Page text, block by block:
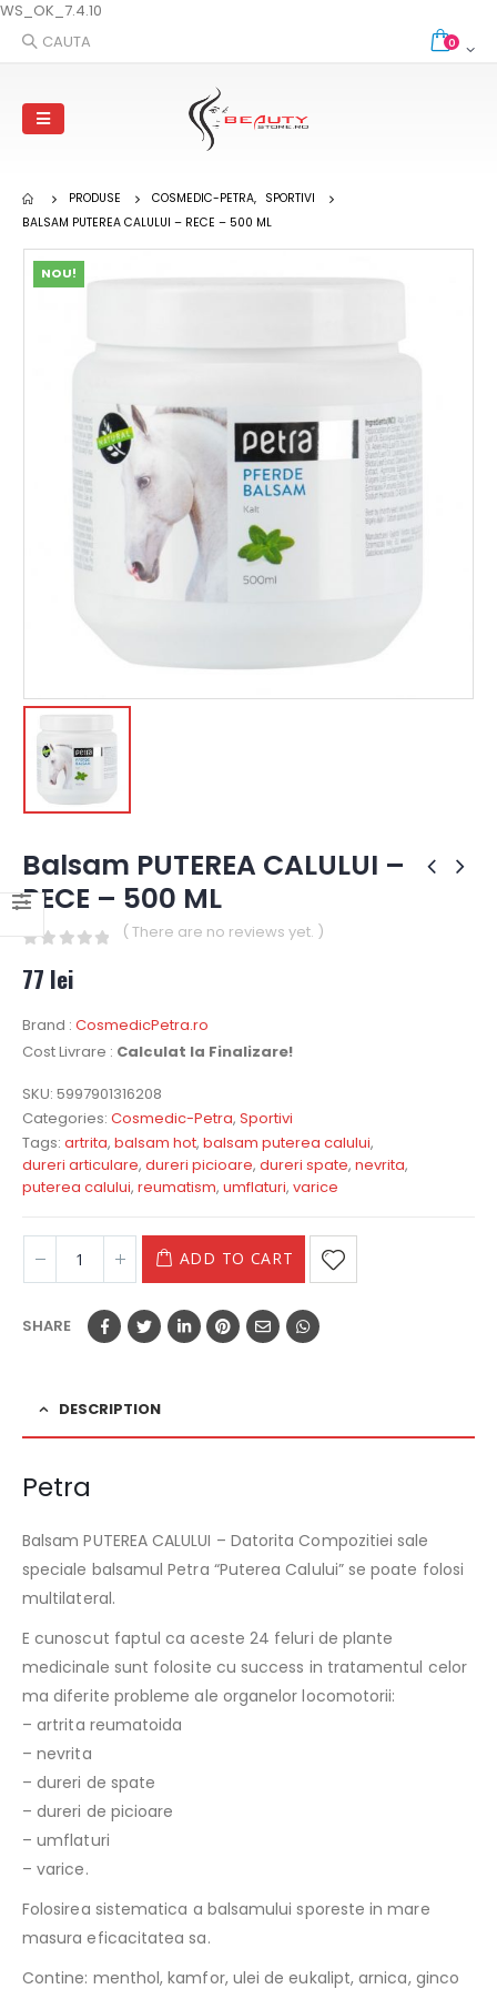
WS_OK_7.4.10
CAUTA
0
PRODUSE COSMEDIC-PETRA, SPORTIVI
BALSAM PUTEREA CALULUI – RECE – 500 ML
NOU!
Balsam PUTEREA CALULUI –
RECE – 500 ML
( There are no reviews yet. )
77 lei
Brand : CosmedicPetra.ro
Cost Livrare : Calculat la Finalizare!
SKU: 5997901316208
Categories: Cosmedic-Petra, Sportivi
Tags: artrita, balsam hot, balsam puterea calului,
dureri articulare, dureri picioare, dureri spate, nevrita,
puterea calului, reumatism, umflaturi, varice
ADD TO CART
SHARE
DESCRIPTION
Petra
Balsam PUTEREA CALULUI – Datorita Compozitiei sale
speciale balsamul Petra “Puterea Calului” se poate folosi
multilateral.
E cunoscut faptul ca aceste 24 feluri de plante
medicinale sunt folosite cu success in tratamentul celor
ma diferite probleme ale organelor locomotorii:
– artrita reumatoida
– nevrita
– dureri de spate
– dureri de picioare
– umflaturi
– varice.
Folosirea sistematica a balsamului sporeste in mare
masura eficacitatea sa.
Contine: menthol, kamfor, ulei de eukalipt, arnica, ginco